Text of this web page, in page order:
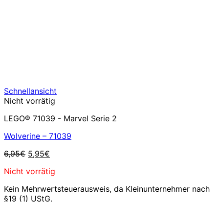
Schnellansicht
Nicht vorrätig
LEGO® 71039 - Marvel Serie 2
Wolverine – 71039
6,95€ Ursprünglicher
war:
5,95€
ist:
Nicht vorrätig
Kein Mehrwertsteuerausweis, da Kleinunternehmer nach
§19 (1) UStG.